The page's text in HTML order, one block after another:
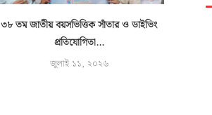
৩৮ তম জাতীয় বয়সভিত্তিক সাঁতার ও ডাইভিং
প্রতিযোগিতা...
জুলাই ১১, ২০২৬